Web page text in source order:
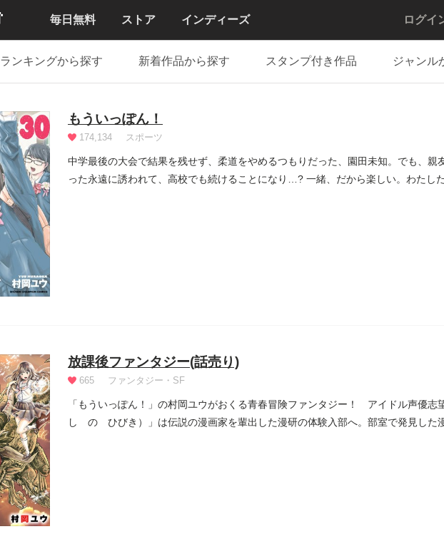
毎日無料 ストア インディーズ ログイ
ランキングから探す 新着作品から探す スタンプ付き作品 ジャンル
もういっぽん！
174,134 スポーツ
中学最後の大会で結果を残せず、柔道をやめるつもりだった、園田未知。でも、親
った永遠に誘われて、高校でも続けることになり…? 一緒、だから楽しい。わたし
放課後ファンタジー(話売り)
665 ファンタジー・SF
「もういっぽん！」の村岡ユウがおくる青春冒険ファンタジー！ アイドル声優志
し の ひびき）」は伝説の漫画家を輩出した漫研の体験入部へ。部室で発見した